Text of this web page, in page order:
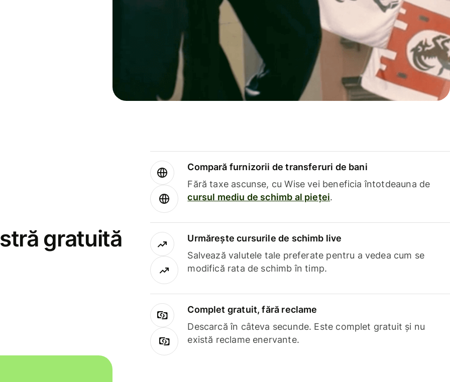
gratuită
Compară furnizorii de transferuri de bani
Fără taxe ascunse, cu Wise vei beneficia întotdeauna de
cursul mediu de schimb al pieței.
Urmărește cursurile de schimb live
Salvează valutele tale preferate pentru a vedea cum se
modifică rata de schimb în timp.
Complet gratuit, fără reclame
Descarcă în câteva secunde. Este complet gratuit și nu
există reclame enervante.